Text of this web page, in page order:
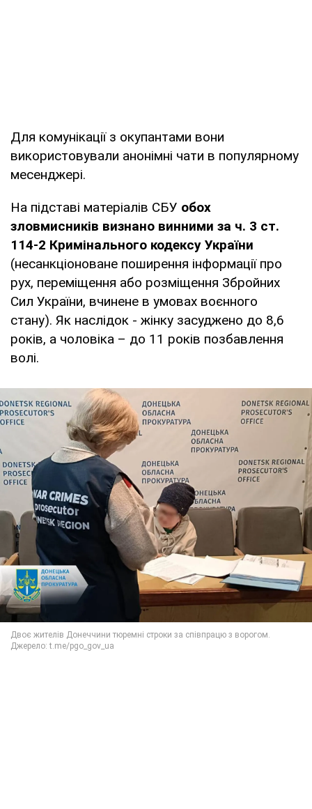
Для комунікації з окупантами вони
використовували анонімні чати в популярному
месенджері.
На підставі матеріалів СБУ обох
зловмисників визнано винними за ч. 3 ст.
114-2 Кримінального кодексу України
(несанкціоноване поширення інформації про
рух, переміщення або розміщення Збройних
Сил України, вчинене в умовах воєнного
стану). Як наслідок - жінку засуджено до 8,6
років, а чоловіка – до 11 років позбавлення
волі.